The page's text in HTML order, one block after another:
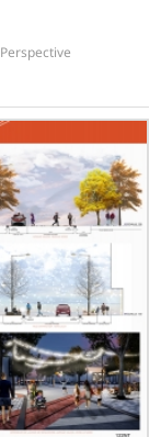
Perspective